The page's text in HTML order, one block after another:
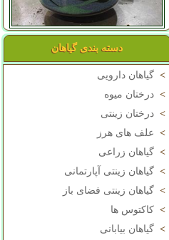
دسته بندی گیاهان
> گیاهان دارویی
> درختان میوه
> درختان زینتی
> علف های هرز
> گیاهان زراعی
> گیاهان زینتی آپارتمانی
> گیاهان زینتی فضای باز
> کاکتوس ها
> گیاهان بیابانی